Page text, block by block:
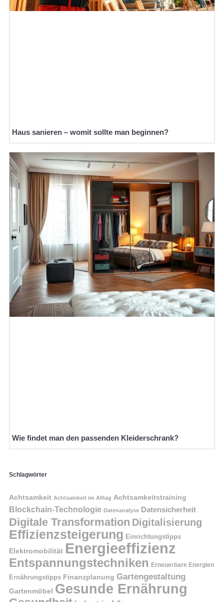
Haus sanieren – womit sollte man beginnen?
Wie findet man den passenden Kleiderschrank?
Schlagwörter
Achtsamkeit Achtsamkeit im Alltag Achtsamkeitstraining
Blockchain-Technologie Datenanalyse Datensicherheit
Digitale Transformation Digitalisierung
Effizienzsteigerung Einrichtungstipps
Elektromobilität Energieeffizienz
Entspannungstechniken Erneuerbare Energien
Ernährungstipps Finanzplanung Gartengestaltung
Gartenmöbel Gesunde Ernährung